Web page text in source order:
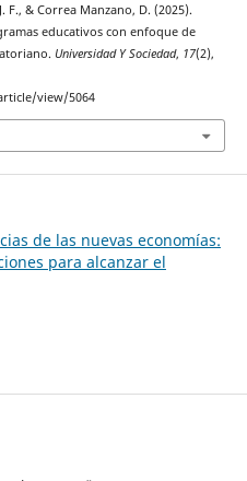
F., & Correa Manzano, D. (2025).
educativos con enfoque de
Universidad Y Sociedad, 17(2),
view/5064
de las nuevas economías:
para alcanzar el